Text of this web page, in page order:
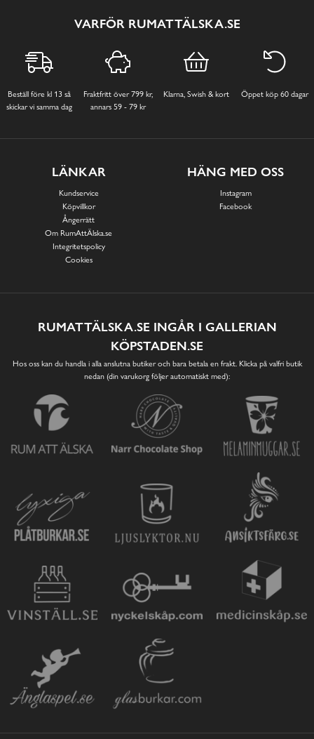
VARFÖR RUMATTÄLSKA.SE
Beställ före kl 13 så
skickar vi samma dag
Fraktfritt över 799 kr,
annars 59 - 79 kr
Klarna, Swish & kort Öppet köp 60 dagar
LÄNKAR
Kundservice
Köpvillkor
Ångerrätt
Om RumAttÄlska.se
Integritetspolicy
Cookies
HÄNG MED OSS
Instagram
Facebook
RUMATTÄLSKA.SE INGÅR I GALLERIAN
KÖPSTADEN.SE
Hos oss kan du handla i alla anslutna butiker och bara betala en frakt. Klicka på valfri butik
nedan (din varukorg följer automatiskt med):